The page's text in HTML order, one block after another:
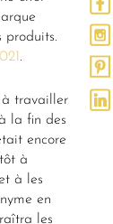
citer
travailler
la fin des
encore
à
à les
en